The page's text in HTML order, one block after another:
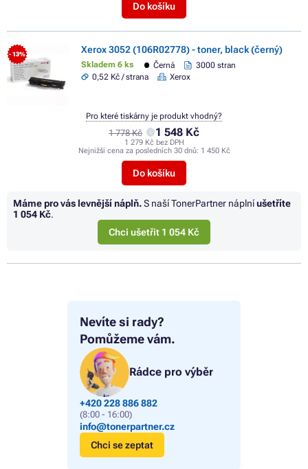
Nevíte si rady?
Pomůžeme vám.
Rádce pro výběr
+420 228 886 882
(8:00 - 16:00)
info@tonerpartner.cz
Chci se zeptat
Do košíku
- 13% Xerox 3052 (106R02778) - toner, black (černý)
Skladem 6 ks Černá
3000 stran
0,52 Kč / strana
Xerox
1 778 Kč 1 548 Kč
1 279 Kč bez DPH
Nejnižší cena za posledních 30 dnů: 1 450 Kč
Do košíku
Pro které tiskárny je produkt vhodný?
Máme pro vás levnější náplň.S naší TonerPartner náplníušetříte
1 054 Kč.
Chci ušetřit 1 054 Kč